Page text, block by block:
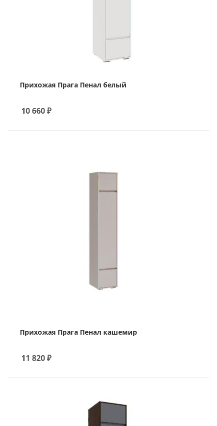
Прихожая Прага Пенал белый
10 660₽
Прихожая Прага Пенал кашемир
11 820₽